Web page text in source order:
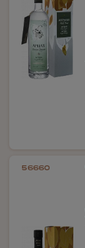
56660